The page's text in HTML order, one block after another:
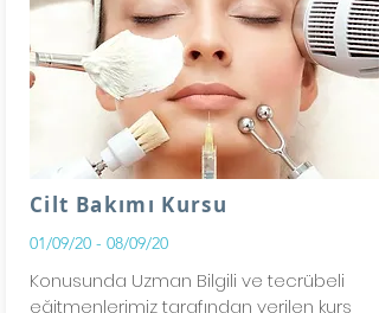
Cilt Bakımı Kursu
01/09/20 - 08/09/20
Konusunda Uzman Bilgili ve tecrübeli
eğitmenlerimiz tarafından verilen kurs